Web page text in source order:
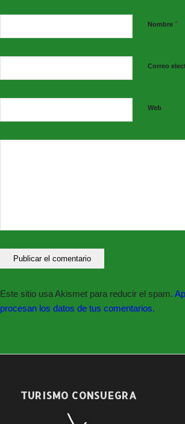
Nombre *
Correo
Web
Este sitio usa Akismet para reducir el spam.
procesan los datos de tus comentarios.
TURISMO CONSUEGRA